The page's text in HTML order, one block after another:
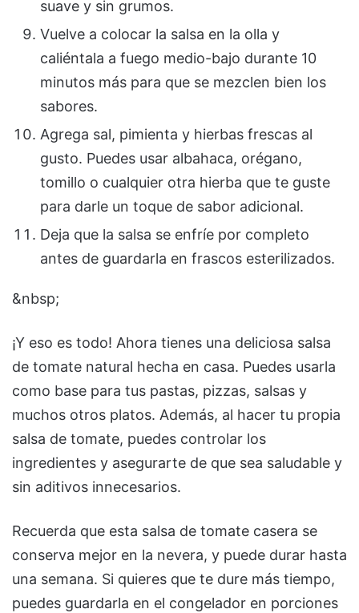
suave y sin grumos.
Vuelve a colocar la salsa en la olla y
caliéntala a fuego medio-bajo durante 10
minutos más para que se mezclen bien los
sabores.
Agrega sal, pimienta y hierbas frescas al
gusto. Puedes usar albahaca, orégano,
tomillo o cualquier otra hierba que te guste
para darle un toque de sabor adicional.
Deja que la salsa se enfríe por completo
antes de guardarla en frascos esterilizados.
&nbsp;
¡Y eso es todo! Ahora tienes una deliciosa salsa
de tomate natural hecha en casa. Puedes usarla
como base para tus pastas, pizzas, salsas y
muchos otros platos. Además, al hacer tu propia
salsa de tomate, puedes controlar los
ingredientes y asegurarte de que sea saludable y
sin aditivos innecesarios.
Recuerda que esta salsa de tomate casera se
conserva mejor en la nevera, y puede durar hasta
una semana. Si quieres que te dure más tiempo,
puedes guardarla en el congelador en porciones